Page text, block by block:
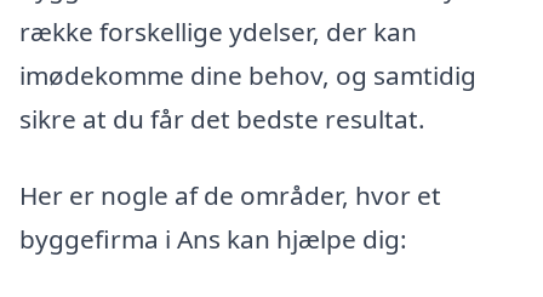
række forskellige ydelser, der kan
imødekomme dine behov, og samtidig
sikre at du får det bedste resultat.
Her er nogle af de områder, hvor et
byggefirma i Ans kan hjælpe dig: